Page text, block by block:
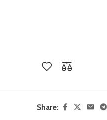
Share: